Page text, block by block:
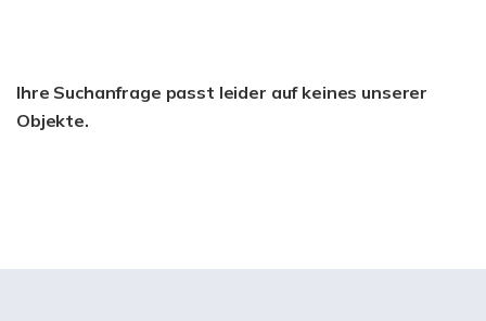
Ihre Suchanfrage passt leider auf keines unserer
Objekte.